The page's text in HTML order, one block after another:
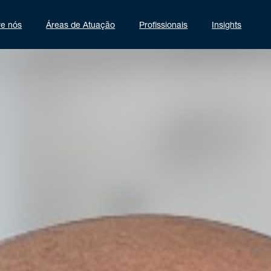
nós Áreas de Atuação Profissionais Insights